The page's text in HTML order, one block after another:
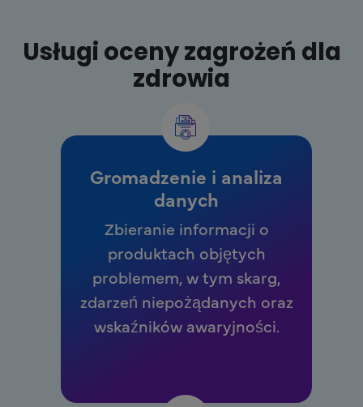
Usługi oceny zagrożeń dla
zdrowia
Gromadzenie i analiza
danych
Zbieranie informacji o
produktach objętych
problemem, w tym skarg,
zdarzeń niepożądanych oraz
wskaźników awaryjności.